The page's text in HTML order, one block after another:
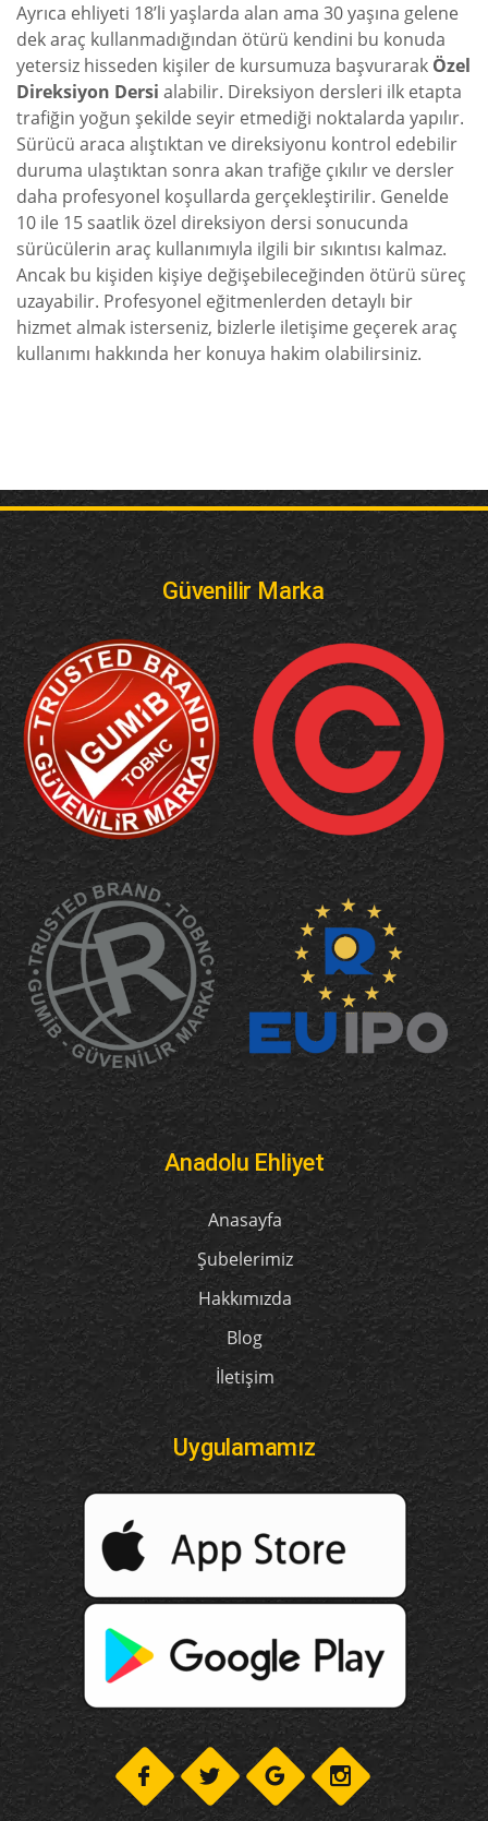
Ayrıca ehliyeti 18’li yaşlarda alan ama 30 yaşına gelene
dek araç kullanmadığından ötürü kendini bu konuda
yetersiz hisseden kişiler de kursumuza başvurarak Özel
Direksiyon Dersi alabilir. Direksiyon dersleri ilk etapta
trafiğin yoğun şekilde seyir etmediği noktalarda yapılır.
Sürücü araca alıştıktan ve direksiyonu kontrol edebilir
duruma ulaştıktan sonra akan trafiğe çıkılır ve dersler
daha profesyonel koşullarda gerçekleştirilir. Genelde
10 ile 15 saatlik özel direksiyon dersi sonucunda
sürücülerin araç kullanımıyla ilgili bir sıkıntısı kalmaz.
Ancak bu kişiden kişiye değişebileceğinden ötürü süreç
uzayabilir. Profesyonel eğitmenlerden detaylı bir
hizmet almak isterseniz, bizlerle iletişime geçerek araç
kullanımı hakkında her konuya hakim olabilirsiniz.
Güvenilir Marka
Anadolu Ehliyet
Anasayfa
Şubelerimiz
Hakkımızda
Blog
İletişim
Uygulamamız